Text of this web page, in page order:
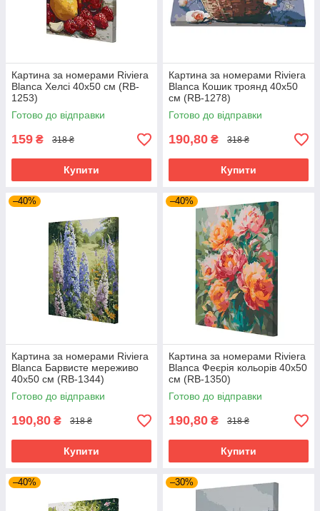
Картина за номерами Riviera
Blanca Хелсі 40x50 см (RB-
1253)
Готово до відправки
159 ₴ 318 ₴
Купити
Картина за номерами Riviera
Blanca Кошик троянд 40x50
см (RB-1278)
Готово до відправки
190,80 ₴ 318 ₴
Купити
–40%
Картина за номерами Riviera
Blanca Барвисте мереживо
40x50 см (RB-1344)
Готово до відправки
190,80 ₴ 318 ₴
Купити
–40%
Картина за номерами Riviera
Blanca Феєрія кольорів 40x50
см (RB-1350)
Готово до відправки
190,80 ₴ 318 ₴
Купити
–40% –30%